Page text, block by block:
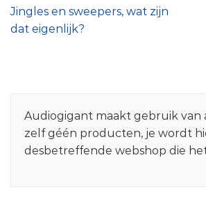
Jingles en sweepers, wat zijn
dat eigenlijk?
Audiogigant maakt gebruik van
zelf géén producten, je wordt
desbetreffende webshop die